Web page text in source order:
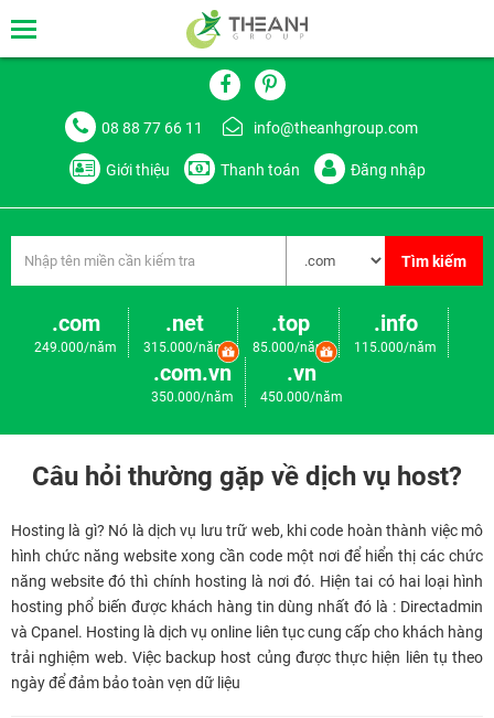
08 88 77 66 11 info@theanhgroup.com
Giới thiệu Thanh toán Đăng nhập
Tìm kiếm
.com
249.000/năm
.net
315.000/năm
.top
85.000/năm
.info
115.000/năm
.com.vn
350.000/năm
.vn
450.000/năm
Câu hỏi thường gặp về dịch vụ host?
Hosting là gì? Nó là dịch vụ lưu trữ web, khi code hoàn thành việc mô
hình chức năng website xong cần code một nơi để hiển thị các chức
năng website đó thì chính hosting là nơi đó. Hiện tai có hai loại hình
hosting phổ biến được khách hàng tin dùng nhất đó là : Directadmin
và Cpanel. Hosting là dịch vụ online liên tục cung cấp cho khách hàng
trải nghiệm web. Việc backup host củng được thực hiện liên tụ theo
ngày để đảm bảo toàn vẹn dữ liệu